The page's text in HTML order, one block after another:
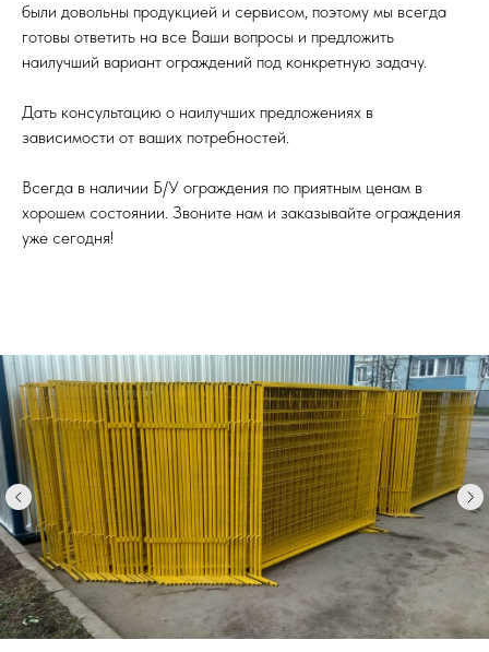
были довольны продукцией и сервисом, поэтому мы всегда
готовы ответить на все Ваши вопросы и предложить
наилучший вариант ограждений под конкретную задачу.
Дать консультацию о наилучших предложениях в
зависимости от ваших потребностей.
Всегда в наличии Б/У ограждения по приятным ценам в
хорошем состоянии. Звоните нам и заказывайте ограждения
уже сегодня!